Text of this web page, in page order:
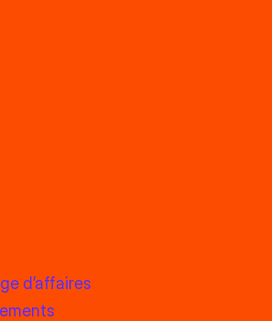
d’affaires